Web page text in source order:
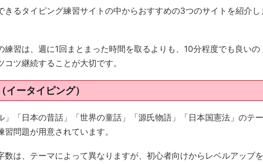
きるタイピング練習サイトの中からおすすめの3つのサイトを紹介し
練習は、週に1回まとまった時間を取るよりも、10分程度でも良いの
コツ継続することが大切です。
ータイピング）
」「日本の昔話」「世界の童話」「源氏物語」「日本国憲法」のテー
習問題が用意されています。
数は、テーマによって異なりますが、初心者向けからレベルアップを